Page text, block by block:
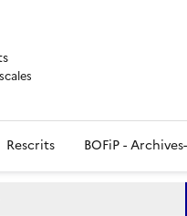
Rescrits BOFiP -